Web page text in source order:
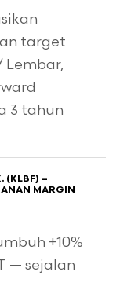
target
Lembar,
3 tahun
(KLBF) –
MARGIN
+10%
— sejalan